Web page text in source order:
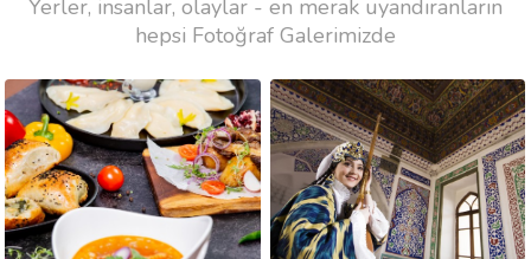
Yerler, insanlar, olaylar - en merak uyandıranların
hepsi Fotoğraf Galerimizde